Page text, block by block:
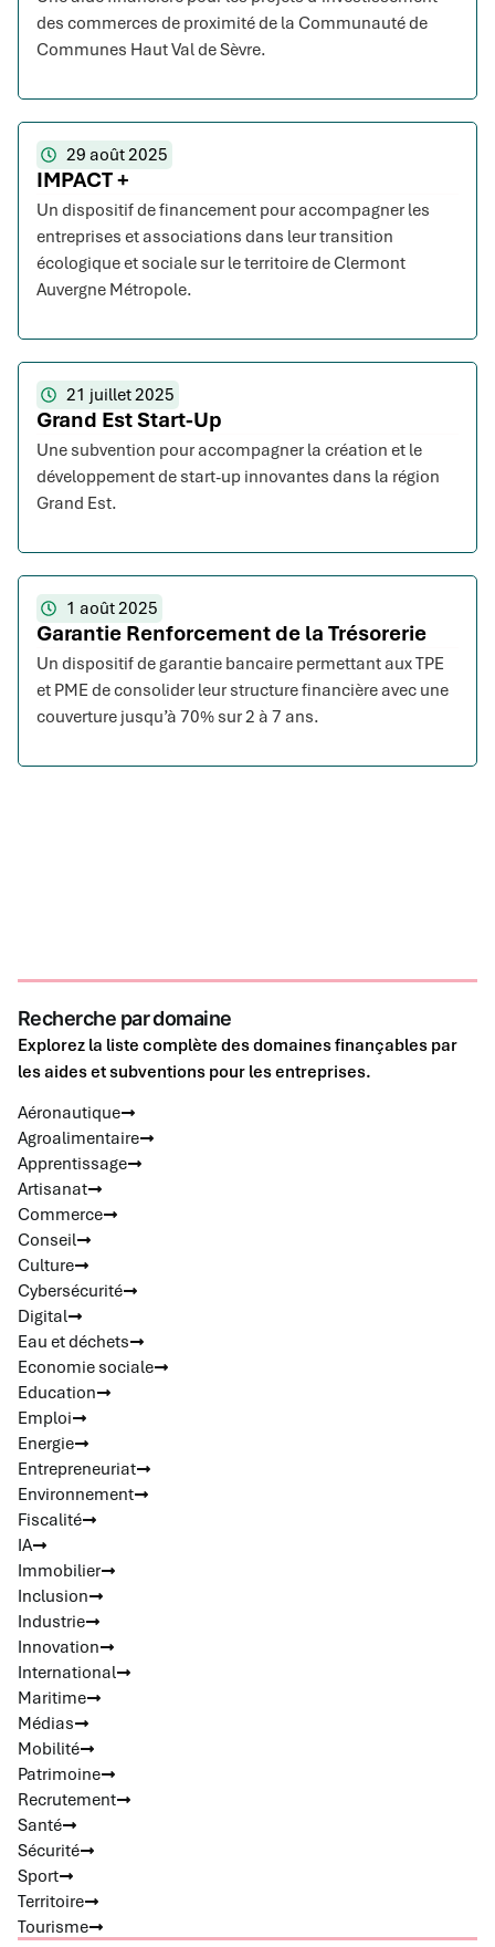
des commerces de proximité de la Communauté de
Communes Haut Val de Sèvre.
29 août 2025
IMPACT +
Un dispositif de financement pour accompagner les
entreprises et associations dans leur transition
écologique et sociale sur le territoire de Clermont
Auvergne Métropole.
21 juillet 2025
Grand Est Start-Up
Une subvention pour accompagner la création et le
développement de start-up innovantes dans la région
Grand Est.
1 août 2025
Garantie Renforcement de la Trésorerie
Un dispositif de garantie bancaire permettant aux TPE
et PME de consolider leur structure financière avec une
couverture jusqu’à 70% sur 2 à 7 ans.
Recherche par domaine
Explorez la liste complète des domaines finançables par
les aides et subventions pour les entreprises.
Aéronautique
Agroalimentaire
Apprentissage
Artisanat
Commerce
Conseil
Culture
Cybersécurité
Digital
Eau et déchets
Economie sociale
Education
Emploi
Energie
Entrepreneuriat
Environnement
Fiscalité
IA
Immobilier
Inclusion
Industrie
Innovation
International
Maritime
Médias
Mobilité
Patrimoine
Recrutement
Santé
Sécurité
Sport
Territoire
Tourisme